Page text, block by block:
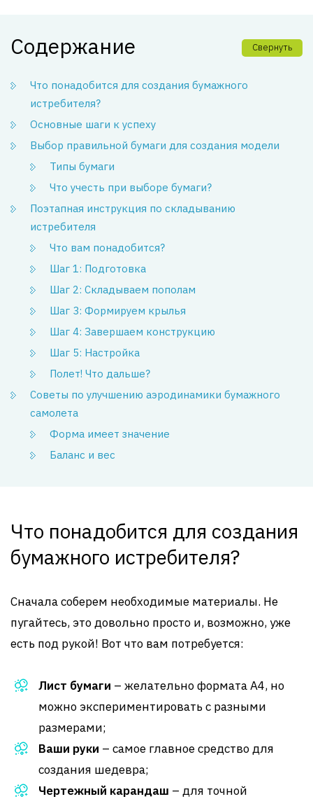
Содержание Свернуть
Что понадобится для создания бумажного
истребителя?
Основные шаги к успеху
Выбор правильной бумаги для создания модели
Типы бумаги
Что учесть при выборе бумаги?
Поэтапная инструкция по складыванию
истребителя
Что вам понадобится?
Шаг 1: Подготовка
Шаг 2: Складываем пополам
Шаг 3: Формируем крылья
Шаг 4: Завершаем конструкцию
Шаг 5: Настройка
Полет! Что дальше?
Советы по улучшению аэродинамики бумажного
самолета
Форма имеет значение
Баланс и вес
Что понадобится для создания
бумажного истребителя?
Сначала соберем необходимые материалы. Не
пугайтесь, это довольно просто и, возможно, уже
есть под рукой! Вот что вам потребуется:
Лист бумаги – желательно формата А4, но
можно экспериментировать с разными
размерами;
Ваши руки – самое главное средство для
создания шедевра;
Чертежный карандаш – для точной